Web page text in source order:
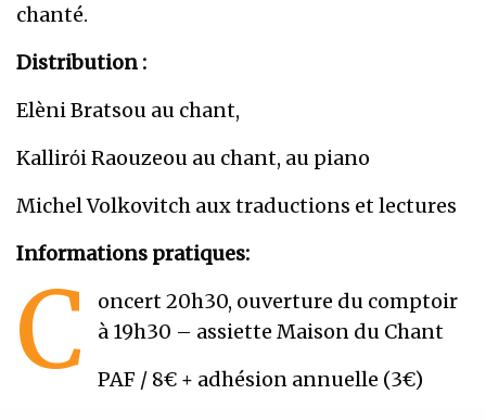
chanté.
Distribution :
Elèni Bratsou au chant,
Kallirόi Raouzeou au chant, au piano
Michel Volkovitch aux traductions et lectures
Informations pratiques:
C
oncert 20h30, ouverture du comptoir
à 19h30 – assiette Maison du Chant
PAF / 8€ + adhésion annuelle (3€)